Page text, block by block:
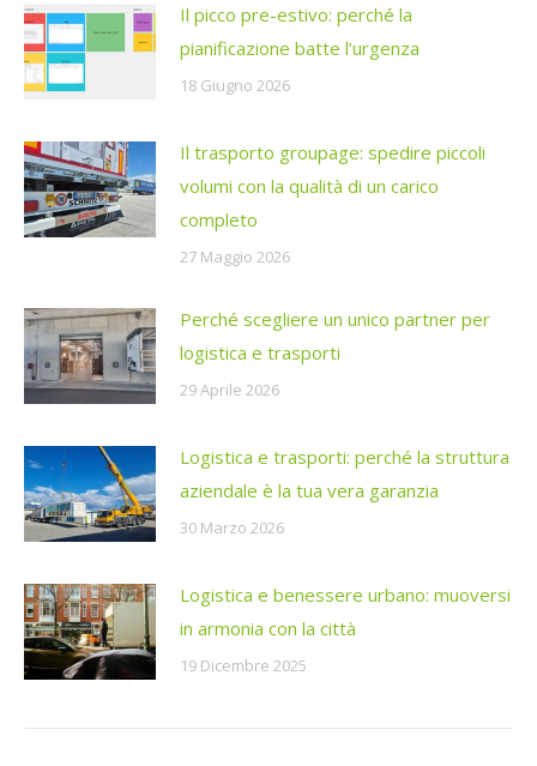
Il picco pre-estivo: perché la
pianificazione batte l’urgenza
18 Giugno 2026
Il trasporto groupage: spedire piccoli
volumi con la qualità di un carico
completo
27 Maggio 2026
Perché scegliere un unico partner per
logistica e trasporti
29 Aprile 2026
Logistica e trasporti: perché la struttura
aziendale è la tua vera garanzia
30 Marzo 2026
Logistica e benessere urbano: muoversi
in armonia con la città
19 Dicembre 2025